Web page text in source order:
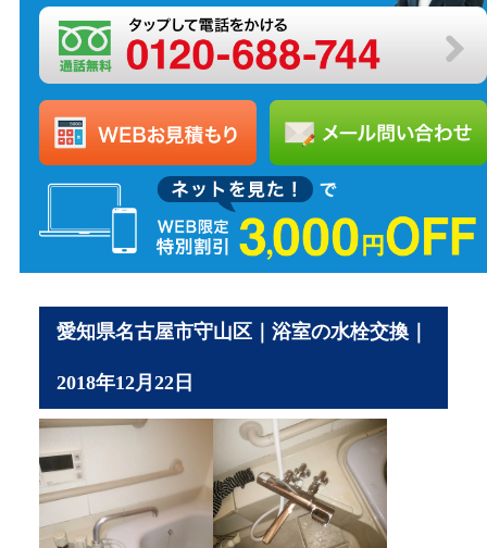
愛知県名古屋市守山区｜浴室の水栓交換｜
2018年12月22日